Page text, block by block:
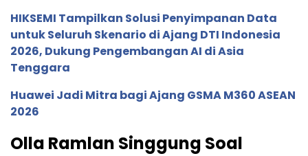
HIKSEMI Tampilkan Solusi Penyimpanan Data
untuk Seluruh Skenario di Ajang DTI Indonesia
2026, Dukung Pengembangan AI di Asia
Tenggara
Huawei Jadi Mitra bagi Ajang GSMA M360 ASEAN
2026
Olla Ramlan Singgung Soal